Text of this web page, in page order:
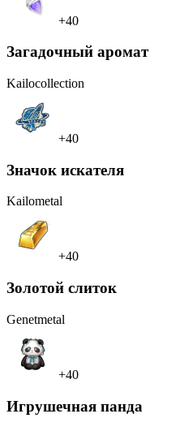
+40
Загадочный аромат
Kailocollection
+40
Значок искателя
Kailometal
+40
Золотой слиток
Genetmetal
+40
Игрушечная панда